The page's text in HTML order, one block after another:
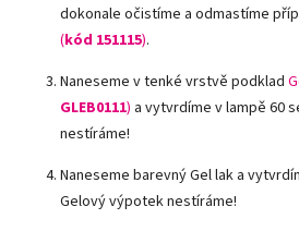
dokonale očistíme a odmastíme
(kód 151115).
Naneseme v tenké vrstvě podklad
GLEB0111) a vytvrdíme v lampě 60
nestíráme!
Naneseme barevný Gel lak a
Gelový výpotek nestíráme!